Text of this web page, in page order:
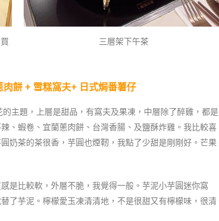
三層架下午茶
餅 + 雪糕窩夫+ 日式焗番薯仔
主題，上層是甜品，有窩夫及果凍，中層除了醉雞，都是
、蝦卷、宜蘭蔥肉餅、台灣香腸、及鹽酥炸雞。我比較喜
奶茶的茶很香，芋圓也煙靭，我點了少甜是剛剛好。芒果
是比較軟，外層不脆，我覺得一般。芋泥小芋圓迷你窩
了芋泥。檸檬愛玉凍清清地，不是很甜又有檸檬味，很清